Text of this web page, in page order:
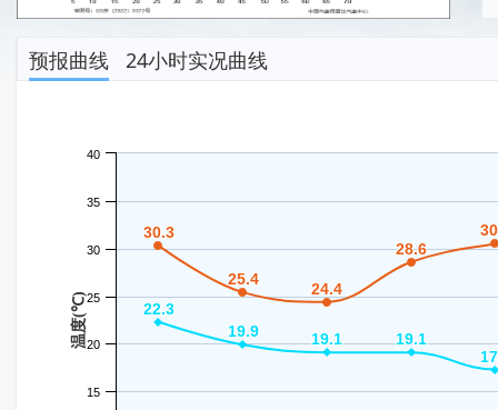
预报曲线 24小时实况曲线
温度(℃)
30.3
30.3
25.4
25.4
24.4
24.4
28.6
28.6
22.3
22.3
19.9
19.9 19.1
19.1 19.1
19.1
20
30
40
15
25
35